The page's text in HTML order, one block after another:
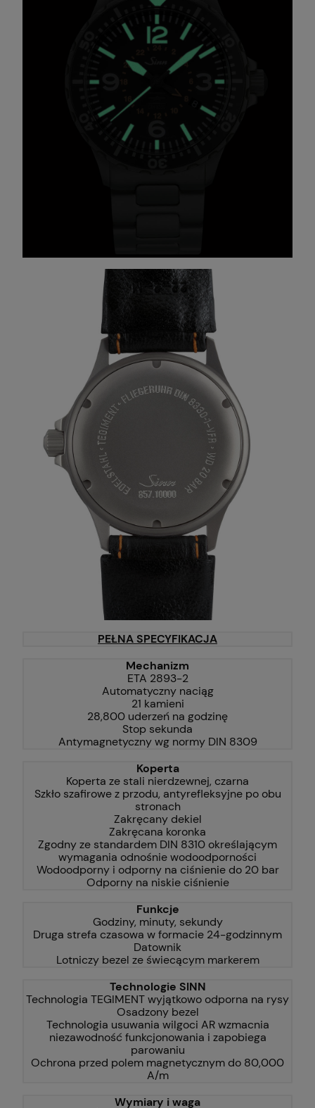
PEŁNA SPECYFIKACJA
Mechanizm
ETA 2893-2
Automatyczny naciąg
21 kamieni
28,800 uderzeń na godzinę
Stop sekunda
Antymagnetyczny wg normy DIN 8309
Koperta
Koperta ze stali nierdzewnej, czarna
Szkło szafirowe z przodu, antyrefleksyjne po obu
stronach
Zakręcany dekiel
Zakręcana koronka
Zgodny ze standardem DIN 8310 określającym
wymagania odnośnie wodoodporności
Wodoodporny i odporny na ciśnienie do 20 bar
Odporny na niskie ciśnienie
Funkcje
Godziny, minuty, sekundy
Druga strefa czasowa w formacie 24-godzinnym
Datownik
Lotniczy bezel ze świecącym markerem
Technologie SINN
Technologia TEGIMENT wyjątkowo odporna na rysy
Osadzony bezel
Technologia usuwania wilgoci AR wzmacnia
niezawodność funkcjonowania i zapobiega
parowaniu
Ochrona przed polem magnetycznym do 80,000
A/m
Wymiary i waga